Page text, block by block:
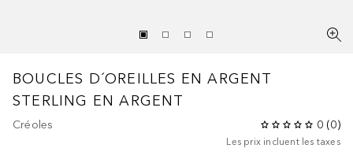
BOUCLES D´OREILLES EN ARGENT
STERLING EN ARGENT
Créoles 0 (0)
Les prix incluent les taxes